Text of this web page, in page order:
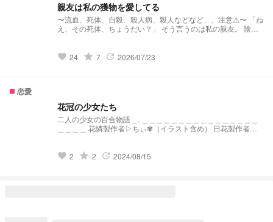
親友は私の獲物を愛してる
〜流血、死体、自殺、殺人病、殺人などなど、、注意⚠️〜 「ね
え、その死体、ちょうだい？」 そう言うのは私の親友。 陰キ
一年生、東雲七海（しののめななみ）に勘づかれてしまう。
favorite 24 grade 7 update 2026/07/23
恋愛
花冠の少女たち
二人の少女の百合物語＿. ＿＿＿＿＿＿＿＿＿＿＿＿＿＿＿＿
＿＿＿＿ 花憐製作者▷ちぃ✾（イラスト含め） 日花製作者▷
favorite 2 grade 2 update 2024/08/15